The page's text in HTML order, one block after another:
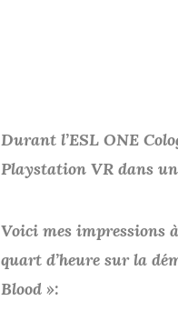
Durant l’ESL ONE
Playstation VR dans
Voici mes impressions
quart d’heure sur la
Blood »: